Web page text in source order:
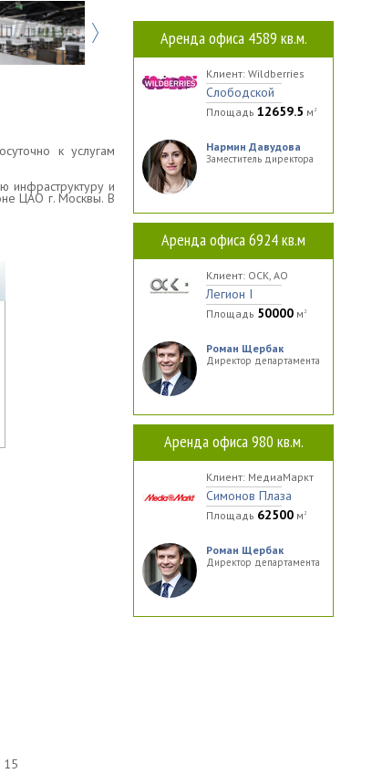
к услугам
инфраструктуру и
ЦАО г. Москвы. В
15
Аренда офиса 4589 кв.м.
Клиент: Wildberries
Слободской
Площадь 12659.5 м 2
Нармин Давудова
Заместитель директора
Аренда офиса 6924 кв.м
Клиент: ОСК, АО
Легион I
Площадь 50000 м 2
Роман Щербак
Директор департамента
Аренда офиса 980 кв.м.
Клиент: МедиаМаркт
Симонов Плаза
Площадь 62500 м 2
Роман Щербак
Директор департамента